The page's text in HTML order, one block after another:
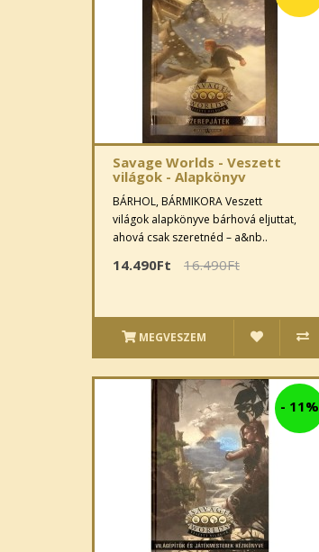
Savage Worlds - Veszett
világok - Alapkönyv
BÁRHOL, BÁRMIKORA Veszett
világok alapkönyve bárhová eljuttat,
ahová csak szeretnéd – a&nb..
14.490Ft 16.490Ft
MEGVESZEM
- 11%